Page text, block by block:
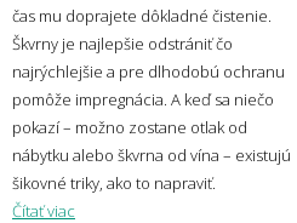
Aký koberec zvoliť do
📏 Veľkosť a umiestnenie
Ako vybrať správnu veľkosť
čas mu doprajete dôkladné čistenie.
Škvrny je najlepšie odstrániť čo
najrýchlejšie a pre dlhodobú ochranu
pomôže impregnácia. A keď sa niečo
pokazí – možno zostane otlak od
nábytku alebo škvrna od vína – existujú
šikovné triky, ako to napraviť.
Čítať viac